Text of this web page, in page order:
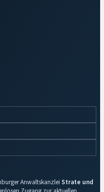
Anwaltskanzlei Strate und